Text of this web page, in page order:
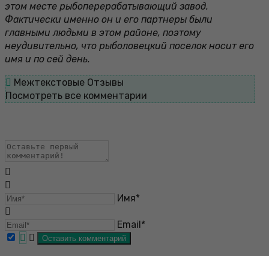
этом месте рыбоперерабатывающий завод.
Фактически именно он и его партнеры были
главными людьми в этом районе, поэтому
неудивительно, что рыболовецкий поселок носит его
имя и по сей день.
Межтекстовые Отзывы
Посмотреть все комментарии
Имя*
Email*